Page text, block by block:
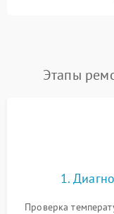
Этапы
1.
Проверка